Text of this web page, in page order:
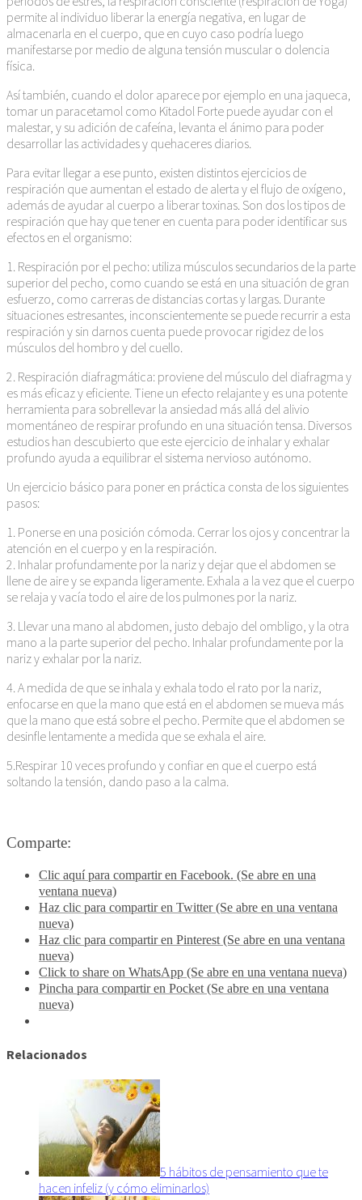
permite al individuo liberar la energía negativa, en lugar de
almacenarla en el cuerpo, que en cuyo caso podría luego
manifestarse por medio de alguna tensión muscular o dolencia
física.
Así también, cuando el dolor aparece por ejemplo en una jaqueca,
tomar un paracetamol como Kitadol Forte puede ayudar con el
malestar, y su adición de cafeína, levanta el ánimo para poder
desarrollar las actividades y quehaceres diarios.
Para evitar llegar a ese punto, existen distintos ejercicios de
respiración que aumentan el estado de alerta y el flujo de oxígeno,
además de ayudar al cuerpo a liberar toxinas. Son dos los tipos de
respiración que hay que tener en cuenta para poder identificar sus
efectos en el organismo:
1. Respiración por el pecho: utiliza músculos secundarios de la parte
superior del pecho, como cuando se está en una situación de gran
esfuerzo, como carreras de distancias cortas y largas. Durante
situaciones estresantes, inconscientemente se puede recurrir a esta
respiración y sin darnos cuenta puede provocar rigidez de los
músculos del hombro y del cuello.
2. Respiración diafragmática: proviene del músculo del diafragma y
es más eficaz y eficiente. Tiene un efecto relajante y es una potente
herramienta para sobrellevar la ansiedad más allá del alivio
momentáneo de respirar profundo en una situación tensa. Diversos
estudios han descubierto que este ejercicio de inhalar y exhalar
profundo ayuda a equilibrar el sistema nervioso autónomo.
Un ejercicio básico para poner en práctica consta de los siguientes
pasos:
1. Ponerse en una posición cómoda. Cerrar los ojos y concentrar la
atención en el cuerpo y en la respiración.
2. Inhalar profundamente por la nariz y dejar que el abdomen se
llene de aire y se expanda ligeramente. Exhala a la vez que el cuerpo
se relaja y vacía todo el aire de los pulmones por la nariz.
3. Llevar una mano al abdomen, justo debajo del ombligo, y la otra
mano a la parte superior del pecho. Inhalar profundamente por la
nariz y exhalar por la nariz.
4. A medida de que se inhala y exhala todo el rato por la nariz,
enfocarse en que la mano que está en el abdomen se mueva más
que la mano que está sobre el pecho. Permite que el abdomen se
desinfle lentamente a medida que se exhala el aire.
5.Respirar 10 veces profundo y confiar en que el cuerpo está
soltando la tensión, dando paso a la calma.
Comparte:
Clic aquí para compartir en Facebook. (Se abre en una
ventana nueva)
Haz clic para compartir en Twitter (Se abre en una ventana
nueva)
Haz clic para compartir en Pinterest (Se abre en una ventana
nueva)
Click to share on WhatsApp (Se abre en una ventana nueva)
Pincha para compartir en Pocket (Se abre en una ventana
nueva)
Relacionados
5 hábitos de pensamiento que te
hacen infeliz (y cómo eliminarlos)